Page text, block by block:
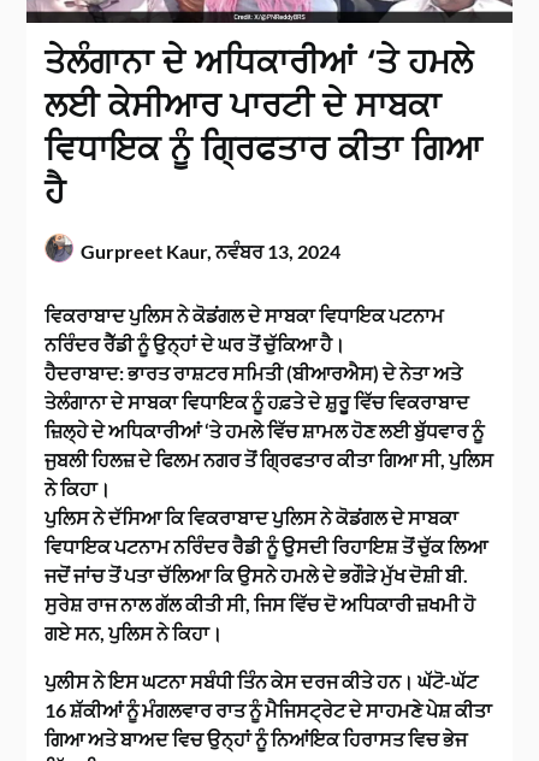
ਤੇਲੰਗਾਨਾ ਦੇ ਅਧਿਕਾਰੀਆਂ ‘ਤੇ ਹਮਲੇ
ਲਈ ਕੇਸੀਆਰ ਪਾਰਟੀ ਦੇ ਸਾਬਕਾ
ਵਿਧਾਇਕ ਨੂੰ ਗ੍ਰਿਫਤਾਰ ਕੀਤਾ ਗਿਆ
ਹੈ
Gurpreet Kaur,ਨਵੰਬਰ 13, 2024
ਵਿਕਰਾਬਾਦ ਪੁਲਿਸ ਨੇ ਕੋਡਂਗਲ ਦੇ ਸਾਬਕਾ ਵਿਧਾਇਕ ਪਟਨਾਮ
ਨਰਿੰਦਰ ਰੈੱਡੀ ਨੂੰ ਉਨ੍ਹਾਂ ਦੇ ਘਰ ਤੋਂ ਚੁੱਕਿਆ ਹੈ।
ਹੈਦਰਾਬਾਦ: ਭਾਰਤ ਰਾਸ਼ਟਰ ਸਮਿਤੀ (ਬੀਆਰਐਸ) ਦੇ ਨੇਤਾ ਅਤੇ
ਤੇਲੰਗਾਨਾ ਦੇ ਸਾਬਕਾ ਵਿਧਾਇਕ ਨੂੰ ਹਫ਼ਤੇ ਦੇ ਸ਼ੁਰੂ ਵਿੱਚ ਵਿਕਰਾਬਾਦ
ਜ਼ਿਲ੍ਹੇ ਦੇ ਅਧਿਕਾਰੀਆਂ ‘ਤੇ ਹਮਲੇ ਵਿੱਚ ਸ਼ਾਮਲ ਹੋਣ ਲਈ ਬੁੱਧਵਾਰ ਨੂੰ
ਜੁਬਲੀ ਹਿਲਜ਼ ਦੇ ਫਿਲਮ ਨਗਰ ਤੋਂ ਗ੍ਰਿਫਤਾਰ ਕੀਤਾ ਗਿਆ ਸੀ, ਪੁਲਿਸ
ਨੇ ਕਿਹਾ।
ਪੁਲਿਸ ਨੇ ਦੱਸਿਆ ਕਿ ਵਿਕਰਾਬਾਦ ਪੁਲਿਸ ਨੇ ਕੋਡਂਗਲ ਦੇ ਸਾਬਕਾ
ਵਿਧਾਇਕ ਪਟਨਾਮ ਨਰਿੰਦਰ ਰੈਡੀ ਨੂੰ ਉਸਦੀ ਰਿਹਾਇਸ਼ ਤੋਂ ਚੁੱਕ ਲਿਆ
ਜਦੋਂ ਜਾਂਚ ਤੋਂ ਪਤਾ ਚੱਲਿਆ ਕਿ ਉਸਨੇ ਹਮਲੇ ਦੇ ਭਗੌੜੇ ਮੁੱਖ ਦੋਸ਼ੀ ਬੀ.
ਸੁਰੇਸ਼ ਰਾਜ ਨਾਲ ਗੱਲ ਕੀਤੀ ਸੀ, ਜਿਸ ਵਿੱਚ ਦੋ ਅਧਿਕਾਰੀ ਜ਼ਖਮੀ ਹੋ
ਗਏ ਸਨ, ਪੁਲਿਸ ਨੇ ਕਿਹਾ।
ਪੁਲੀਸ ਨੇ ਇਸ ਘਟਨਾ ਸਬੰਧੀ ਤਿੰਨ ਕੇਸ ਦਰਜ ਕੀਤੇ ਹਨ। ਘੱਟੋ-ਘੱਟ
16 ਸ਼ੱਕੀਆਂ ਨੂੰ ਮੰਗਲਵਾਰ ਰਾਤ ਨੂੰ ਮੈਜਿਸਟ੍ਰੇਟ ਦੇ ਸਾਹਮਣੇ ਪੇਸ਼ ਕੀਤਾ
ਗਿਆ ਅਤੇ ਬਾਅਦ ਵਿਚ ਉਨ੍ਹਾਂ ਨੂੰ ਨਿਆਂਇਕ ਹਿਰਾਸਤ ਵਿਚ ਭੇਜ